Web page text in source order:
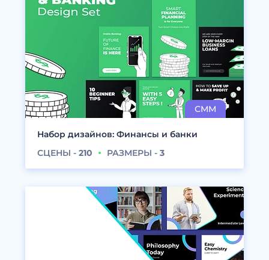
Набор дизайнов: Финансы и банки
СЦЕНЫ - 210 РАЗМЕРЫ - 3